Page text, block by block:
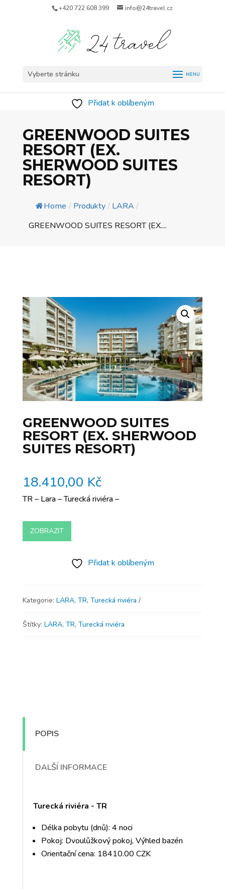
+420 722 608 399 info@24travel.cz
Vyberte stránku
Přidat k oblíbeným
GREENWOOD SUITES
RESORT (EX.
SHERWOOD SUITES
RESORT)
Home / Produkty/ LARA /
GREENWOOD SUITES RESORT (EX....
GREENWOOD SUITES
RESORT (EX. SHERWOOD
SUITES RESORT)
18.410,00 Kč
TR – Lara – Turecká riviéra –
ZOBRAZIT
Přidat k oblíbeným
Kategorie: LARA, TR, Turecká riviéra
Štítky: LARA, TR, Turecká riviéra
POPIS
DALŠÍ INFORMACE
Turecká riviéra - TR
Délka pobytu (dnů): 4 noci
Pokoj: Dvoulůžkový pokoj, Výhled bazén
Orientační cena: 18410.00 CZK